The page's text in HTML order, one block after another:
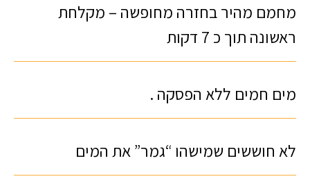
מחמם מהיר בחזרה מחופשה – מקלחת
ראשונה תוך כ 7 דקות
מים חמים ללא הפסקה .
לא חוששים שמישהו “גמר” את המים